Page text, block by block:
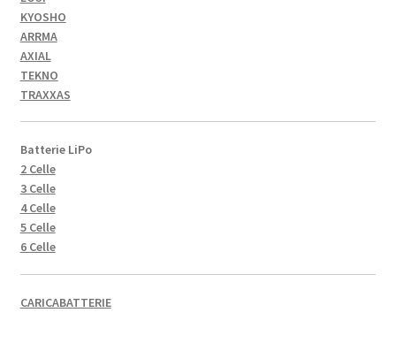
KYOSHO
ARRMA
AXIAL
TEKNO
TRAXXAS
Batterie LiPo
2 Celle
3 Celle
4 Celle
5 Celle
6 Celle
CARICABATTERIE